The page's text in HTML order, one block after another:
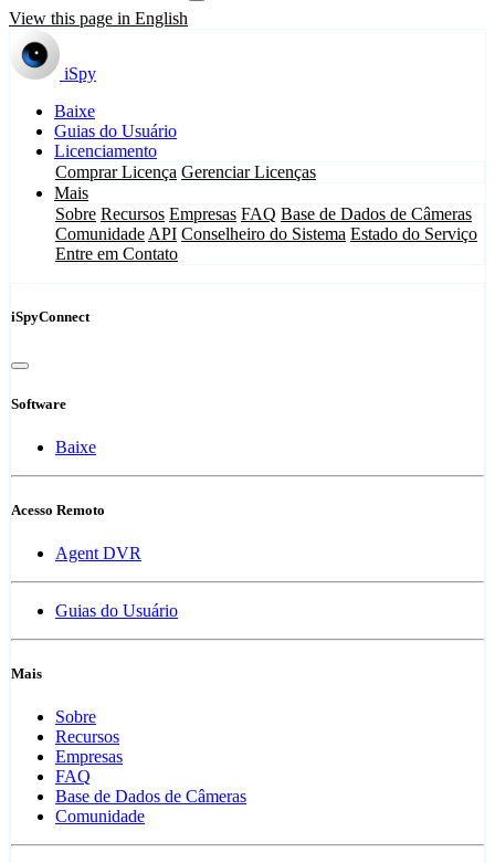
View this page in English
iSpy
Baixe
Guias do Usuário
Licenciamento
Comprar Licença Gerenciar Licenças
Mais
Sobre Recursos Empresas FAQ Base de Dados de Câmeras
Comunidade API Conselheiro do Sistema Estado do Serviço
Entre em Contato
iSpyConnect
Software
Baixe
Acesso Remoto
Agent DVR
Guias do Usuário
Mais
Sobre
Recursos
Empresas
FAQ
Base de Dados de Câmeras
Comunidade